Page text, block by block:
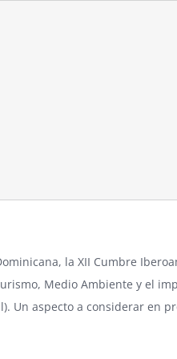
la XII Cumbre
Medio Ambiente y el
Un aspecto a considerar en